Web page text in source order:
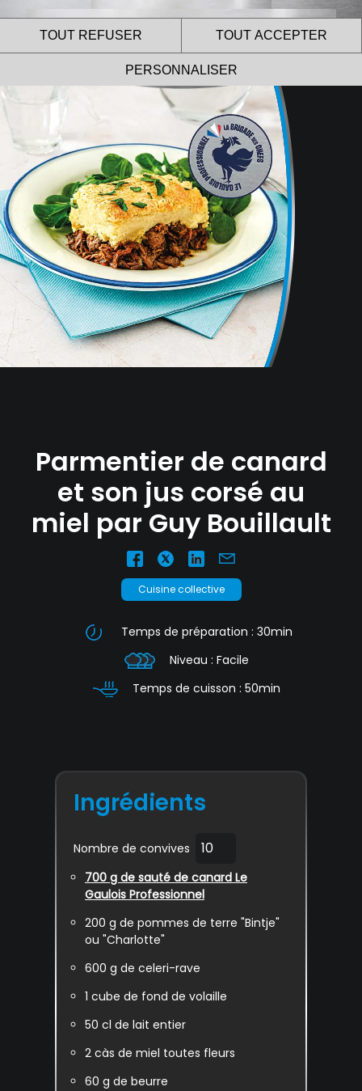
Parmentier de canard
et son jus corsé au
miel par Guy Bouillault
Cuisine collective
Temps de préparation : 30min
Niveau : Facile
Temps de cuisson : 50min
Ingrédients
Nombre de convives
700 g de sauté de canard Le
Gaulois Professionnel
200 g de pommes de terre "Bintje"
ou "Charlotte"
600 g de celeri-rave
1 cube de fond de volaille
50 cl de lait entier
2 càs de miel toutes fleurs
60 g de beurre
Le site internet Le Gaulois
Professionnel utilise des
cookies !
Nous utilisons des cookies pour nous assurer du bon
fonctionnement de notre site et à des fins analytiques.
Vous pouvez changer d’avis à tout moment en cliquant sur
l’icône présente sur chaque page de notre site.
En autorisant ces services tiers, vous acceptez le dépôt et la
lecture de cookies et l’utilisation de technologies de suivi
TOUT REFUSER TOUT ACCEPTER
PERSONNALISER